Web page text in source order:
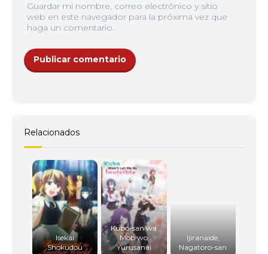
Guardar mi nombre, correo electrónico y sitio
web en este navegador para la próxima vez que
haga un comentario.
Relacionados
Isekai
Shokudou
Kubo-san wa
Mob wo
Yurusanai
Ijiranaide,
Nagatoro-san